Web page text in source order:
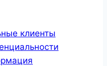
клиенты